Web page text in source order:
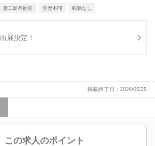
第二新卒歓迎 学歴不問 転勤なし
出展決定！
掲載終了日：2026/06/25
この求人のポイント